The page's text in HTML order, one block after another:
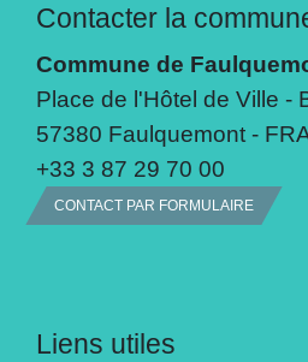
Contacter la
Commune de
Place de l'Hôtel de Ville -
57380 Faulquemont -
+33 3 87 29 70 00
CONTACT PAR FORMULAIRE
Liens utiles